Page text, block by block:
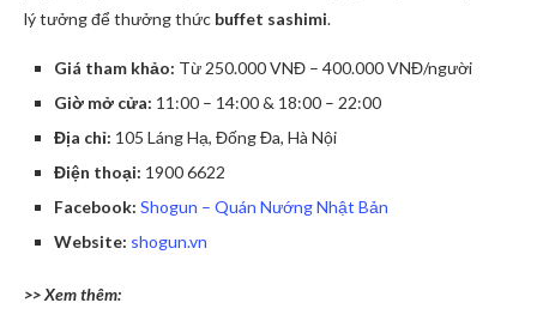
lý tưởng để thưởng thức buffet sashimi.
Giá tham khảo: Từ 250.000 VNĐ – 400.000 VNĐ/người
Giờ mở cửa: 11:00 – 14:00 & 18:00 – 22:00
Địa chỉ: 105 Láng Hạ, Đống Đa, Hà Nội
Điện thoại: 1900 6622
Facebook: Shogun – Quán Nướng Nhật Bản
Website: shogun.vn
>> Xem thêm: